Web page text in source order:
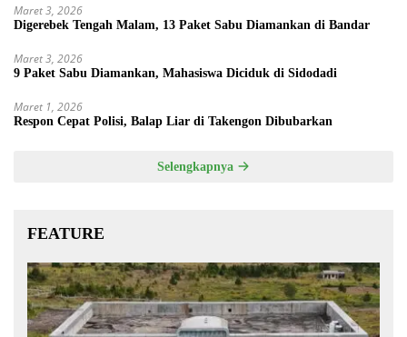
Maret 3, 2026
Digerebek Tengah Malam, 13 Paket Sabu Diamankan di Bandar
Maret 3, 2026
9 Paket Sabu Diamankan, Mahasiswa Diciduk di Sidodadi
Maret 1, 2026
Respon Cepat Polisi, Balap Liar di Takengon Dibubarkan
Selengkapnya
FEATURE